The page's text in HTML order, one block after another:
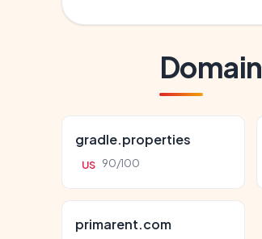
gradle.properties
US 90/100
primarent.com